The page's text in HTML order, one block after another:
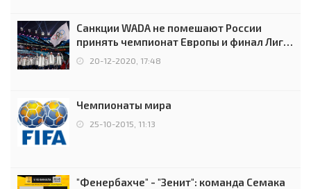
Санкции WADA не помешают России
принять чемпионат Европы и финал Лиги
чемпионов.
20-12-2020, 17:48
Чемпионаты мира
25-10-2015, 11:13
"Фенербахче" - "Зенит": команда Семака